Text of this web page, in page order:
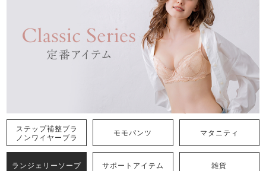
ステップ補整ブラ
ノンワイヤーブラ
モモパンツ マタニティ
ランジェリーソープ サポートアイテム 雑貨